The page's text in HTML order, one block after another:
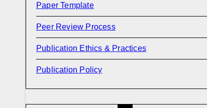
Paper Template
Peer Review Process
Publication Ethics & Practices
Publication Policy